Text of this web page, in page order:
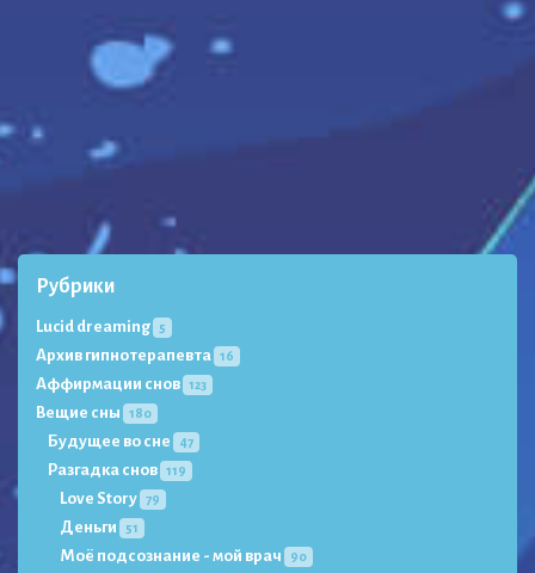
Рубрики
Lucid dreaming 5
Архив гипнотерапевта 16
Аффирмации снов 123
Вещие сны 180
Будущее во сне 47
Разгадка снов 119
Love Story 79
Деньги 51
Моё подсознание - мой врач 90